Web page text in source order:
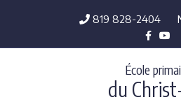
819 828-2404
Facebook
École
du